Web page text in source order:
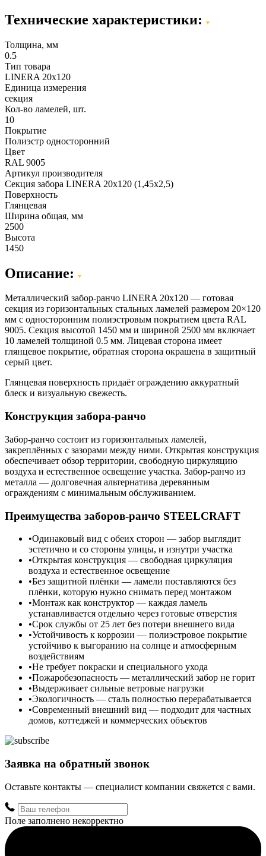
Технические характеристики:
Толщина, мм
0.5
Тип товара
LINERA 20х120
Единица измерения
секция
Кол-во ламелей, шт.
10
Покрытие
Полиэстр односторонний
Цвет
RAL 9005
Артикул производителя
Секция забора LINERA 20х120 (1,45х2,5)
Поверхность
Глянцевая
Ширина общая, мм
2500
Высота
1450
Описание:
Металлический забор-ранчо LINERA 20х120 — готовая
секция из горизонтальных стальных ламелей размером 20×120
мм с односторонним полиэстровым покрытием цвета RAL
9005. Секция высотой 1450 мм и шириной 2500 мм включает
10 ламелей толщиной 0.5 мм. Лицевая сторона имеет
глянцевое покрытие, обратная сторона окрашена в защитный
серый цвет.
Глянцевая поверхность придаёт ограждению аккуратный
блеск и визуальную свежесть.
Конструкция забора-ранчо
Забор-ранчо состоит из горизонтальных ламелей,
закреплённых с зазорами между ними. Открытая конструкция
обеспечивает обзор территории, свободную циркуляцию
воздуха и естественное освещение участка. Забор-ранчо из
металла — долговечная альтернатива деревянным
ограждениям с минимальным обслуживанием.
Преимущества заборов-ранчо STEELCRAFT
Одинаковый вид с обеих сторон — забор выглядит
эстетично и со стороны улицы, и изнутри участка
Открытая конструкция — свободная циркуляция
воздуха и естественное освещение
Без защитной плёнки — ламели поставляются без
плёнки, которую нужно снимать перед монтажом
Монтаж как конструктор — каждая ламель
устанавливается отдельно через готовые отверстия
Срок службы от 25 лет без потери внешнего вида
Устойчивость к коррозии — полиэстровое покрытие
устойчиво к выгоранию на солнце и атмосферным
воздействиям
Не требует покраски и специального ухода
Пожаробезопасность — металлический забор не горит
Выдерживает сильные ветровые нагрузки
Экологичность — сталь полностью перерабатывается
Современный внешний вид — подходит для частных
домов, коттеджей и коммерческих объектов
Заявка на обратный звонок
Оставьте контакты — специалист компании свяжется с вами.
Поле заполнено некорректно